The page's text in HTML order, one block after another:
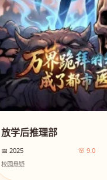
放学后推理部
📅 2025 🌸 9.0
校园悬疑